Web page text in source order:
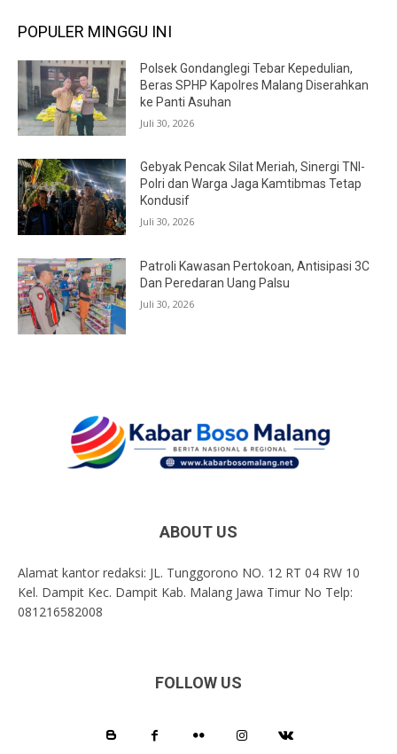
POPULER MINGGU INI
Polsek Gondanglegi Tebar Kepedulian,
Beras SPHP Kapolres Malang Diserahkan
ke Panti Asuhan
Juli 30, 2026
Gebyak Pencak Silat Meriah, Sinergi TNI-
Polri dan Warga Jaga Kamtibmas Tetap
Kondusif
Juli 30, 2026
Patroli Kawasan Pertokoan, Antisipasi 3C
Dan Peredaran Uang Palsu
Juli 30, 2026
ABOUT US
Alamat kantor redaksi: JL. Tunggorono NO. 12 RT 04 RW 10
Kel. Dampit Kec. Dampit Kab. Malang Jawa Timur No Telp:
081216582008
FOLLOW US